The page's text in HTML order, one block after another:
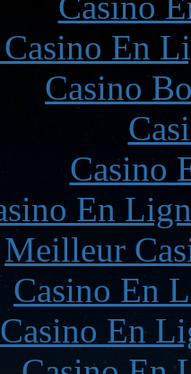
En
Casino
Casino
En
Meilleur
Casino En
Casino En